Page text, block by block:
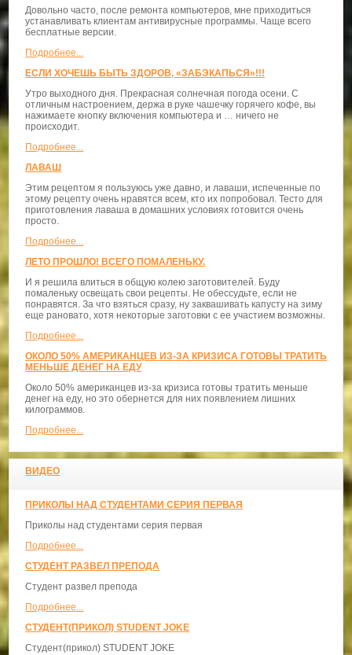
Довольно часто, после ремонта компьютеров, мне приходиться
устанавливать клиентам антивирусные программы. Чаще всего
бесплатные версии.
Подробнее...
ЕСЛИ ХОЧЕШЬ БЫТЬ ЗДОРОВ, «ЗАБЭКАПЬСЯ»!!!
Утро выходного дня. Прекрасная солнечная погода осени. С
отличным настроением, держа в руке чашечку горячего кофе, вы
нажимаете кнопку включения компьютера и … ничего не
происходит.
Подробнее...
ЛАВАШ
Этим рецептом я пользуюсь уже давно, и лаваши, испеченные по
этому рецепту очень нравятся всем, кто их попробовал. Тесто для
приготовления лаваша в домашних условиях готовится очень
просто.
Подробнее...
ЛЕТО ПРОШЛО! ВСЕГО ПОМАЛЕНЬКУ.
И я решила влиться в общую колею заготовителей. Буду
помаленьку освещать свои рецепты. Не обессудьте, если не
понравятся. За что взяться сразу, ну заквашивать капусту на зиму
еще рановато, хотя некоторые заготовки с ее участием возможны.
Подробнее...
ОКОЛО 50% АМЕРИКАНЦЕВ ИЗ-ЗА КРИЗИСА ГОТОВЫ ТРАТИТЬ
МЕНЬШЕ ДЕНЕГ НА ЕДУ
Около 50% американцев из-за кризиса готовы тратить меньше
денег на еду, но это обернется для них появлением лишних
килограммов.
Подробнее...
ВИДЕО
ПРИКОЛЫ НАД СТУДЕНТАМИ СЕРИЯ ПЕРВАЯ
Приколы над студентами серия первая
Подробнее...
СТУДЕНТ РАЗВЕЛ ПРЕПОДА
Студент развел препода
Подробнее...
СТУДЕНТ(ПРИКОЛ) STUDENT JOKE
Студент(прикол) STUDENT JOKE